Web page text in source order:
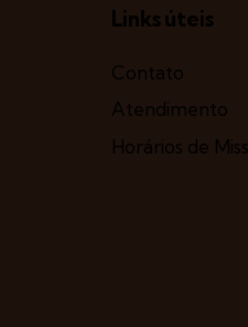
Links úteis
Contato
Atendimento
Horários de